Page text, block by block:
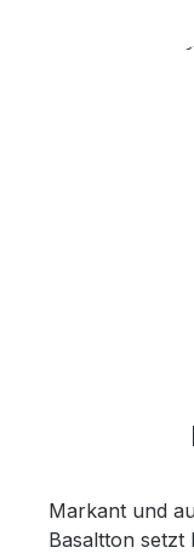
Markant und
Basaltton